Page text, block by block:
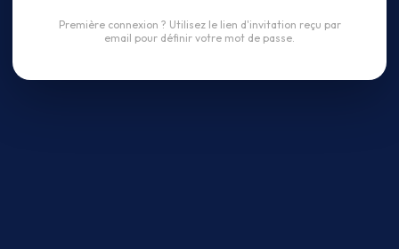
Première connexion ? Utilisez le lien d'invitation reçu par
email pour définir votre mot de passe.